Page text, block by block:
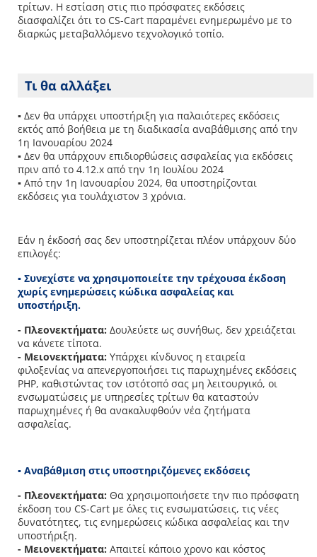
τρίτων. Η εστίαση στις πιο πρόσφατες εκδόσεις
διασφαλίζει ότι το CS-Cart παραμένει ενημερωμένο με το
διαρκώς μεταβαλλόμενο τεχνολογικό τοπίο.
Τι θα αλλάξει
▪ Δεν θα υπάρχει υποστήριξη για παλαιότερες εκδόσεις
εκτός από βοήθεια με τη διαδικασία αναβάθμισης από την
1η Ιανουαρίου 2024
▪ Δεν θα υπάρχουν επιδιορθώσεις ασφαλείας για εκδόσεις
πριν από το 4.12.x από την 1η Ιουλίου 2024
▪ Από την 1η Ιανουαρίου 2024, θα υποστηρίζονται
εκδόσεις για τουλάχιστον 3 χρόνια.
Εάν η έκδοσή σας δεν υποστηρίζεται πλέον υπάρχουν δύο
επιλογές:
▪ Συνεχίστε να χρησιμοποιείτε την τρέχουσα έκδοση
χωρίς ενημερώσεις κώδικα ασφαλείας και
υποστήριξη.
- Πλεονεκτήματα: Δουλεύετε ως συνήθως, δεν χρειάζεται
να κάνετε τίποτα.
- Μειονεκτήματα: Υπάρχει κίνδυνος η εταιρεία
φιλοξενίας να απενεργοποιήσει τις παρωχημένες εκδόσεις
PHP, καθιστώντας τον ιστότοπό σας μη λειτουργικό, οι
ενσωματώσεις με υπηρεσίες τρίτων θα καταστούν
παρωχημένες ή θα ανακαλυφθούν νέα ζητήματα
ασφαλείας.
▪ Αναβάθμιση στις υποστηριζόμενες εκδόσεις
- Πλεονεκτήματα: Θα χρησιμοποιήσετε την πιο πρόσφατη
έκδοση του CS-Cart με όλες τις ενσωματώσεις, τις νέες
δυνατότητες, τις ενημερώσεις κώδικα ασφαλείας και την
υποστήριξη.
- Μειονεκτήματα: Απαιτεί κάποιο χρονο και κόστος